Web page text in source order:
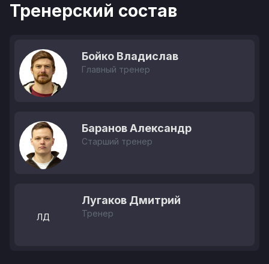
Тренерский состав
Бойко Владислав
Главный тренер
Баранов Александр
Старший тренер
ЛД
Лугаков Дмитрий
Тренер